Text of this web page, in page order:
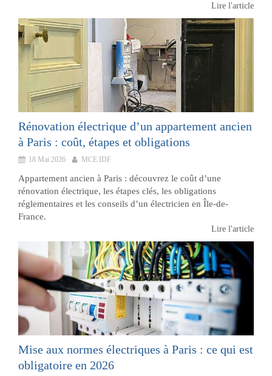
Lire l'article
Rénovation électrique d’un appartement ancien
à Paris : coût, étapes et obligations
18 Mai 2026 MCE IDF
Appartement ancien à Paris : découvrez le coût d’une
rénovation électrique, les étapes clés, les obligations
réglementaires et les conseils d’un électricien en Île-de-
France.
Lire l'article
Mise aux normes électriques à Paris : ce qui est
obligatoire en 2026